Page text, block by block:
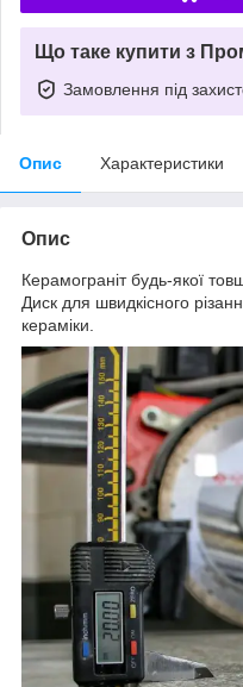
Що таке купити з
Замовлення під
Опис Характеристики
Опис
Керамограніт будь-якої
Диск для швидкісного
кераміки.